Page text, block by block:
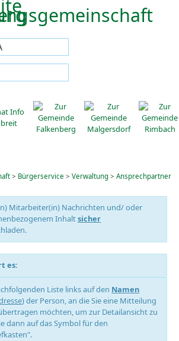
oder
> Bürgerservice > Verwaltung> Ansprechpartner
Mitarbeiter(in) Nachrichten und/ oder
Inhaltsicher
es:
Liste links auf den Namen
) der Person, an die Sie eine Mitteilung
möchten, um zur Detailansicht zu
dann auf das Symbol für den